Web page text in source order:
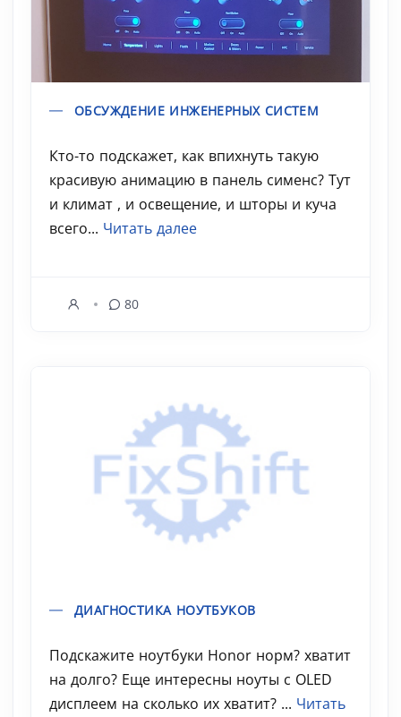
ОБСУЖДЕНИЕ ИНЖЕНЕРНЫХ СИСТЕМ
Кто-то подскажет, как впихнуть такую
красивую анимацию в панель сименс? Тут
и климат , и освещение, и шторы и куча
всего... Читать далее
80
ДИАГНОСТИКА НОУТБУКОВ
Подскажите ноутбуки Honor норм? хватит
на долго? Еще интересны ноуты с OLED
дисплеем на сколько их хватит? ... Читать